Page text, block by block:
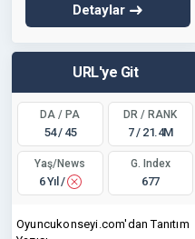
Detaylar
URL'ye Git
DA / PA
54 / 45
DR / RANK
7 / 21.4M
Yaş/News
6 Yıl /
G. Index
677
Oyuncukonseyi.com'dan Tanıtım